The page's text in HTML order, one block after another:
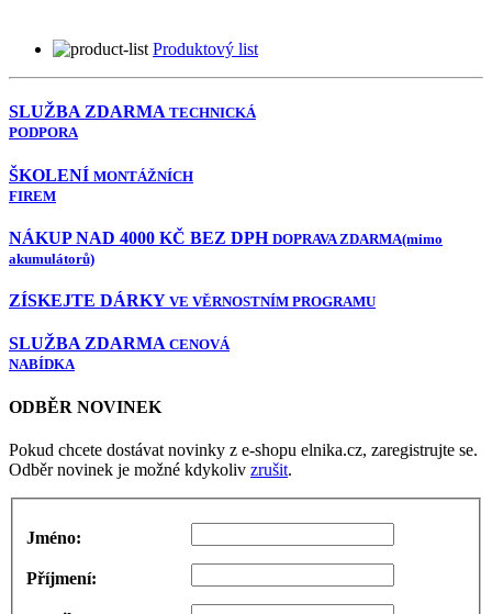
Produktový list
SLUŽBA ZDARMA TECHNICKÁ
PODPORA
ŠKOLENÍ MONTÁŽNÍCH
FIREM
NÁKUP NAD 4000 KČ BEZ DPH DOPRAVA ZDARMA(mimo
akumulátorů)
ZÍSKEJTE DÁRKY VE VĚRNOSTNÍM PROGRAMU
SLUŽBA ZDARMA CENOVÁ
NABÍDKA
ODBĚR NOVINEK
Pokud chcete dostávat novinky z e-shopu elnika.cz, zaregistrujte se.
Odběr novinek je možné kdykoliv zrušit.
Jméno:
Příjmení: